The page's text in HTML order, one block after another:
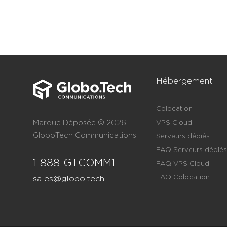
Marque Déposée © 2026
GloboTech Communications
1-888-GTCOMM1
sales@globo.tech
Hébergement
Colocation
VPS Cloud
Serveurs dédiés
FAQ Serveurs dédiés
FAQ VPS Cloud
FAQ Colocation